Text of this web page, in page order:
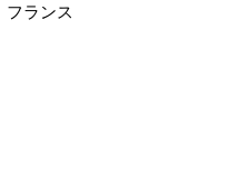
フランス